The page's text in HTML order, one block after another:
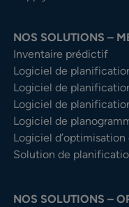
NOS SOLUTIONS –
Inventaire prédictif
Logiciel de
Logiciel de
Logiciel de
Logiciel de
Logiciel d’optimisation
Solution de
NOS SOLUTIONS –